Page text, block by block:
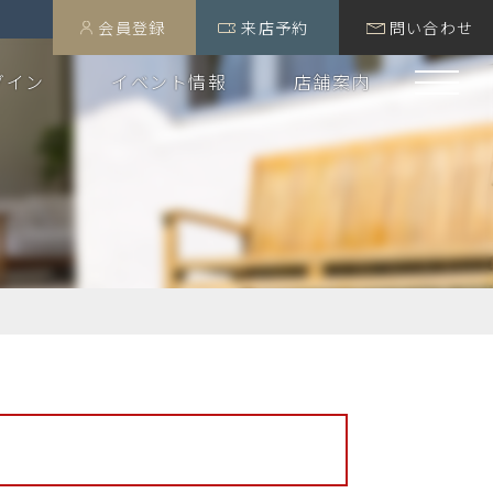
会員登録 来店予約 問い合わせ
ン イベント情報 店舗案内